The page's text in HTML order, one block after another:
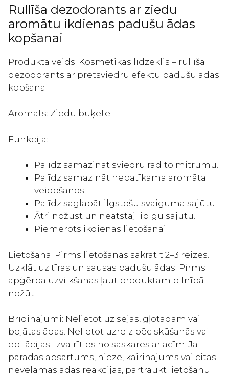
efektu
(ziedu
daudzums
Rullīša dezodorants ar ziedu
aromātu ikdienas padušu ādas
kopšanai
Produkta veids: Kosmētikas līdzeklis – rullīša
dezodorants ar pretsviedru efektu padušu ādas
kopšanai.
Aromāts: Ziedu buķete.
Funkcija:
Palīdz samazināt sviedru radīto mitrumu.
Palīdz samazināt nepatīkama aromāta
veidošanos.
Palīdz saglabāt ilgstošu svaiguma sajūtu.
Ātri nožūst un neatstāj lipīgu sajūtu.
Piemērots ikdienas lietošanai.
Lietošana: Pirms lietošanas sakratīt 2–3 reizes.
Uzklāt uz tīras un sausas padušu ādas. Pirms
apģērba uzvilkšanas ļaut produktam pilnībā
nožūt.
Brīdinājumi: Nelietot uz sejas, gļotādām vai
bojātas ādas. Nelietot uzreiz pēc skūšanās vai
epilācijas. Izvairīties no saskares ar acīm. Ja
parādās apsārtums, nieze, kairinājums vai citas
nevēlamas ādas reakcijas, pārtraukt lietošanu.